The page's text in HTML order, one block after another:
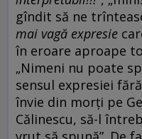
gîndit să ne
mai vagă expresie
în eroare aproape
„Nimeni nu poate
sensul expresiei
învie din morți pe
Călinescu, să-l